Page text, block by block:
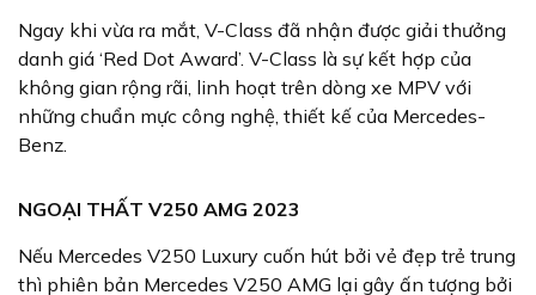
Ngay khi vừa ra mắt, V-Class đã nhận được giải thưởng
danh giá ‘Red Dot Award’. V-Class là sự kết hợp của
không gian rộng rãi, linh hoạt trên dòng xe MPV với
những chuẩn mực công nghệ, thiết kế của Mercedes-
Benz.
NGOẠI THẤT V250 AMG 2023
Nếu Mercedes V250 Luxury cuốn hút bởi vẻ đẹp trẻ trung
thì phiên bản Mercedes V250 AMG lại gây ấn tượng bởi